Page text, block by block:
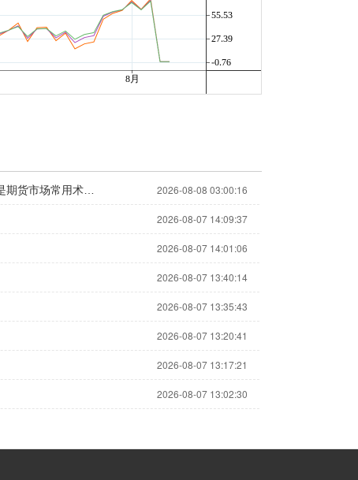
2026-08-08 03:00:16
2026-08-07 14:09:37
2026-08-07 14:01:06
2026-08-07 13:40:14
2026-08-07 13:35:43
2026-08-07 13:20:41
2026-08-07 13:17:21
2026-08-07 13:02:30